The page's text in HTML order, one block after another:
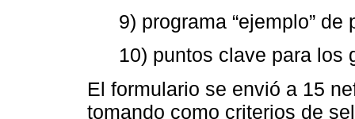
9) programa “ejemplo” de
10) puntos clave para los
El formulario se envió a 15
tomando como criterios de